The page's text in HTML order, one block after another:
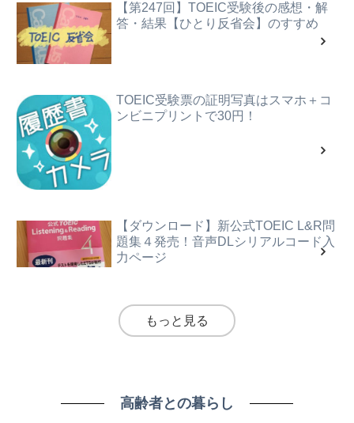
【第247回】TOEIC受験後の感想・解
答・結果【ひとり反省会】のすすめ
TOEIC受験票の証明写真はスマホ＋コ
ンビニプリントで30円！
【ダウンロード】新公式TOEIC L&R問
題集４発売！音声DLシリアルコード入
力ページ
もっと見る
高齢者との暮らし